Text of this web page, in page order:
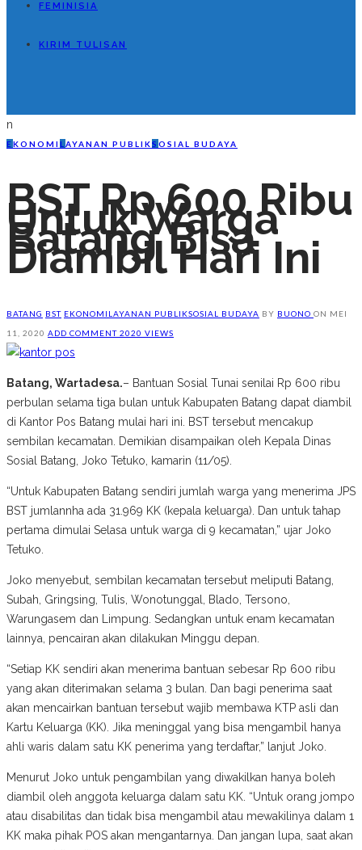
FEMINISIA
KIRIM TULISAN
n
EKONOMI L AYANAN PUBLIKS OSIAL BUDAYA
BST Rp 600 Ribu
Untuk Warga
Batang Bisa
Diambil Hari Ini
BATANG BST EKONOMI LAYANAN PUBLIKSOSIAL BUDAYA BY BUONO ON MEI
11, 2020 ADD COMMENT 2020 VIEWS
Batang, Wartadesa.– Bantuan Sosial Tunai senilai Rp 600 ribu
perbulan selama tiga bulan untuk Kabupaten Batang dapat diambil
di Kantor Pos Batang mulai hari ini. BST tersebut mencakup
sembilan kecamatan. Demikian disampaikan oleh Kepala Dinas
Sosial Batang, Joko Tetuko, kamarin (11/05).
“Untuk Kabupaten Batang sendiri jumlah warga yang menerima JPS
BST jumlannha ada 31.969 KK (kepala keluarga). Dan untuk tahap
pertama dimulai Selasa untuk warga di 9 kecamatan,” ujar Joko
Tetuko.
Joko menyebut, sembilan kecamatan tersebut meliputi Batang,
Subah, Gringsing, Tulis, Wonotunggal, Blado, Tersono,
Warungasem dan Limpung. Sedangkan untuk enam kecamatan
lainnya, pencairan akan dilakukan Minggu depan.
“Setiap KK sendiri akan menerima bantuan sebesar Rp 600 ribu
yang akan diterimakan selama 3 bulan. Dan bagi penerima saat
akan mencairkan bantuan tersebut wajib membawa KTP asli dan
Kartu Keluarga (KK). Jika meninggal yang bisa mengambil hanya
ahli waris dalam satu KK penerima yang terdaftar,” lanjut Joko.
Menurut Joko untuk pengambilan yang diwakilkan hanya boleh
diambil oleh anggota keluarga dalam satu KK. “Untuk orang jompo
atau disabilitas dan tidak bisa mengambil atau mewakilinya dalam 1
KK maka pihak POS akan mengantarnya. Dan jangan lupa, saat akan